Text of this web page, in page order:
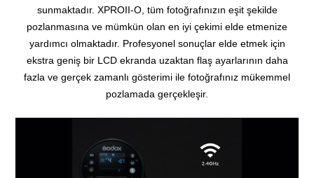
sunmaktadır. XPROII-O, tüm fotoğrafınızın eşit şekilde
pozlanmasına ve mümkün olan en iyi çekimi elde etmenize
yardımcı olmaktadır. Profesyonel sonuçlar elde etmek için
ekstra geniş bir LCD ekranda uzaktan flaş ayarlarının daha
fazla ve gerçek zamanlı gösterimi ile fotoğrafınız mükemmel
pozlamada gerçekleşir.